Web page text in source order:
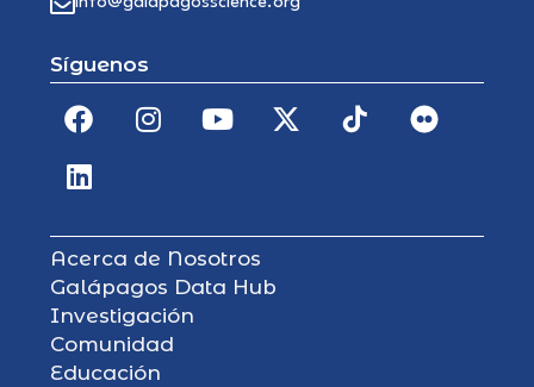
Síguenos
Acerca de Nosotros
Galápagos Data Hub
Investigación
Comunidad
Educación